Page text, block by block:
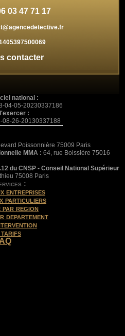
03 47 71 17
contacter
national :
04-05-20230337186
:
08-26-20130337188
Poissonnière 75009 Paris
MMA : 64, rue Boissière 75016
du CNSP - Conseil National Supérieur
75008 Paris
:
entreprises
particuliers
par region
departement
tarifs